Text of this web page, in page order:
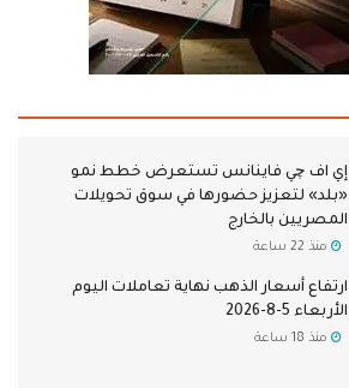
إي اف چي فاينانس تستعرض خطط نمو
«بلد» لتعزيز حضورها في سوق تحويلات
المصريين بالخارج
منذ 22 ساعة
ارتفاع أسعار الذهب نهاية تعاملات اليوم
الأربعاء 5-8-2026
منذ 18 ساعة